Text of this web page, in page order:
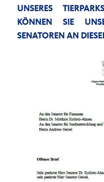
UNSERES
KÖNNEN SIE
SENATOREN AN